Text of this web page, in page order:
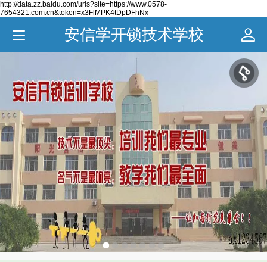
http://data.zz.baidu.com/urls?site=https://www.0578-
7654321.com.cn&token=x3FlMPK4tDpDFhNx
安信学开锁技术学校